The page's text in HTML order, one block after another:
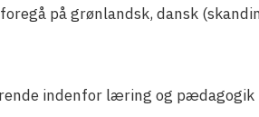
på grønlandsk, dansk
indenfor læring og pædagogik